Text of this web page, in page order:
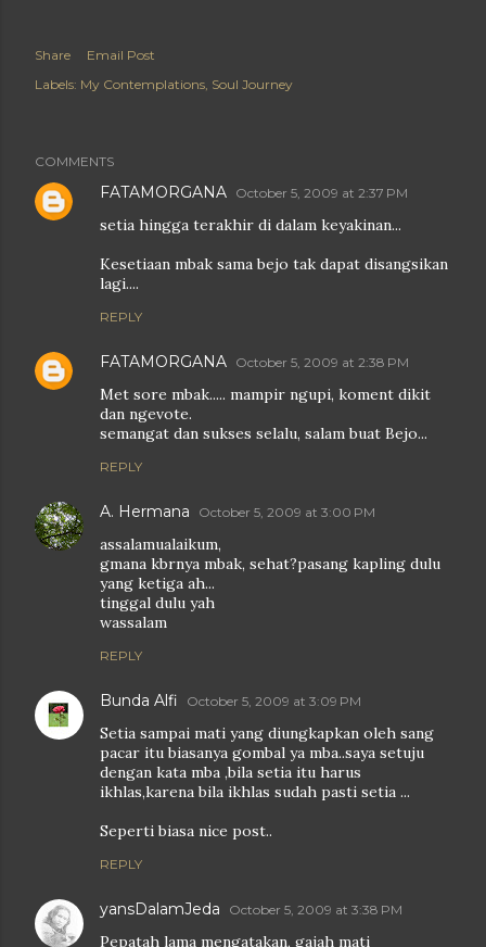
Share
Email Post
Labels: My Contemplations Soul Journey
COMMENTS
FATAMORGANA October 5, 2009 at 2:37 PM
setia hingga terakhir di dalam keyakinan...
Kesetiaan mbak sama bejo tak dapat disangsikan
lagi....
REPLY
FATAMORGANA October 5, 2009 at 2:38 PM
Met sore mbak..... mampir ngupi, koment dikit
dan ngevote.
semangat dan sukses selalu, salam buat Bejo...
REPLY
A. Hermana October 5, 2009 at 3:00 PM
assalamualaikum,
gmana kbrnya mbak, sehat?pasang kapling dulu
yang ketiga ah...
tinggal dulu yah
wassalam
REPLY
Bunda Alfi October 5, 2009 at 3:09 PM
Setia sampai mati yang diungkapkan oleh sang
pacar itu biasanya gombal ya mba..saya setuju
dengan kata mba ,bila setia itu harus
ikhlas,karena bila ikhlas sudah pasti setia ...
Seperti biasa nice post..
REPLY
yansDalamJeda October 5, 2009 at 3:38 PM
Pepatah lama mengatakan, gajah mati